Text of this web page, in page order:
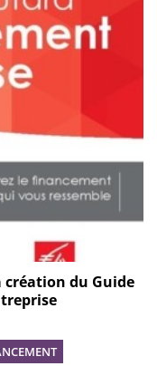
création du Guide